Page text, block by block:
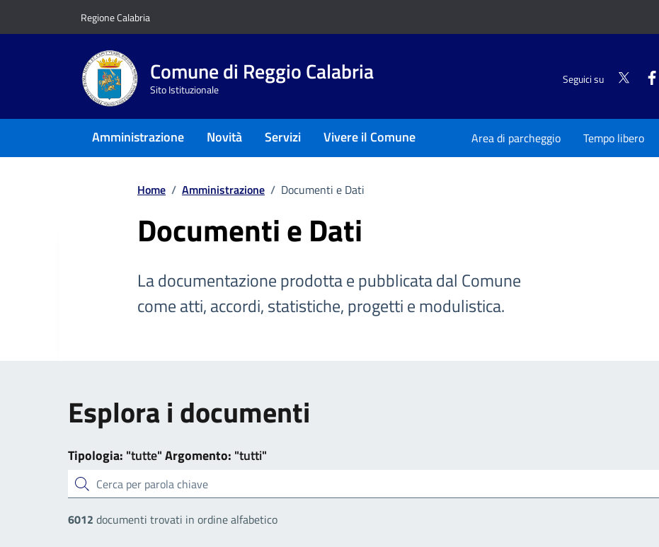
Regione Calabria
Comune di Reggio Calabria
Sito Istituzionale
Seguici su Twitter
Amministrazione Novità Servizi Vivere il Comune Area di parcheggio Tempo libero
Home / Amministrazione / Documenti e Dati
Documenti e Dati
La documentazione prodotta e pubblicata dal Comune
come atti, accordi, statistiche, progetti e modulistica.
Esplora i documenti
Tipologia: "tutte"Argomento: "tutti"
cerca
6012 documenti trovati in ordine alfabetico